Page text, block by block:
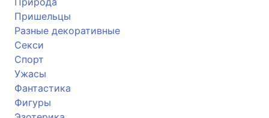
Пришельцы
Разные декоративные
Секси
Спорт
Ужасы
Фантастика
Фигуры